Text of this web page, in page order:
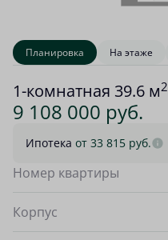
Планировка На этаже
1-комнатная 39.6 м2
9 108 000 руб.
Ипотека от 33 815 руб.
Номер квартиры
Корпус